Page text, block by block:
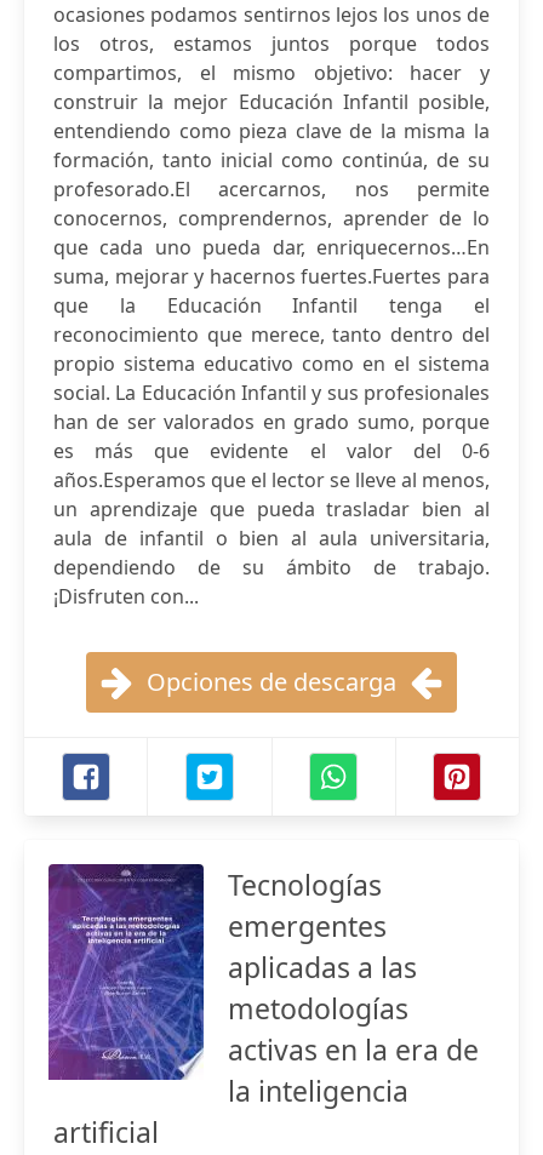
ocasiones podamos sentirnos lejos los unos de
los otros, estamos juntos porque todos
compartimos, el mismo objetivo: hacer y
construir la mejor Educación Infantil posible,
entendiendo como pieza clave de la misma la
formación, tanto inicial como continúa, de su
profesorado.El acercarnos, nos permite
conocernos, comprendernos, aprender de lo
que cada uno pueda dar, enriquecernos…En
suma, mejorar y hacernos fuertes.Fuertes para
que la Educación Infantil tenga el
reconocimiento que merece, tanto dentro del
propio sistema educativo como en el sistema
social. La Educación Infantil y sus profesionales
han de ser valorados en grado sumo, porque
es más que evidente el valor del 0-6
años.Esperamos que el lector se lleve al menos,
un aprendizaje que pueda trasladar bien al
aula de infantil o bien al aula universitaria,
dependiendo de su ámbito de trabajo.
¡Disfruten con...
Opciones de descarga
Tecnologías
emergentes
aplicadas a las
metodologías
activas en la era de
la inteligencia
artificial